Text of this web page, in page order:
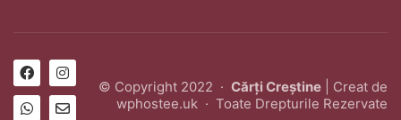
© Copyright 2022 · Cărți Creștine | Creat de
wphostee.uk · Toate Drepturile Rezervate